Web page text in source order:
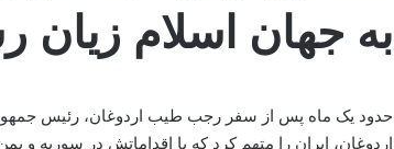
به جهان اسلام زیان
حدود یک ماه پس از سفر رجب طیب اردوغان، رئیس جمهوری
اردوغان، ایران را متهم کرد که با اقداماتش در سوریه